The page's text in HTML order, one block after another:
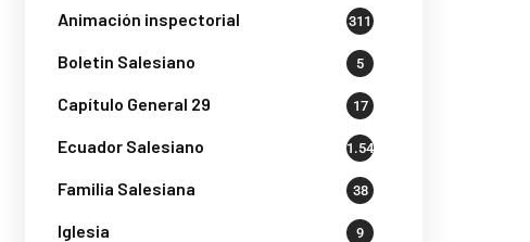
Animación inspectorial 311
Boletin Salesiano 5
Capítulo General 29 17
Ecuador Salesiano 1.541
Familia Salesiana 38
Iglesia 9